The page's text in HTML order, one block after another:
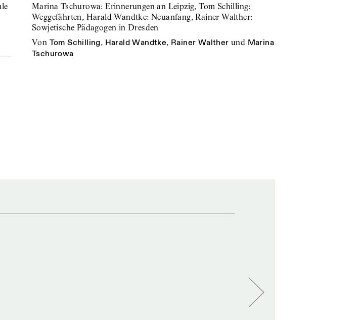
Marina Tschurowa: Erinnerungen an Leipzig, Tom Schilling:
Weggefährten, Harald Wandtke: Neuanfang, Rainer Walther:
Sowjetische Pädagogen in Dresden
von Tom Schilling, Harald Wandtke, Rainer Walther und Marina
Tschurowa